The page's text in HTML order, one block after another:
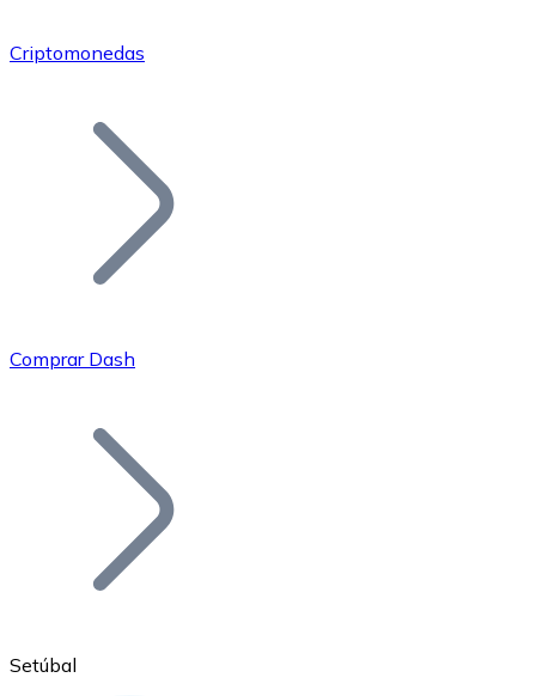
Únete a nuestra red de distribuidores.
Añade tu proyecto a nuestro ecosistema.
Bitcoin
Criptomonedas
Comprar Dash
Setúbal